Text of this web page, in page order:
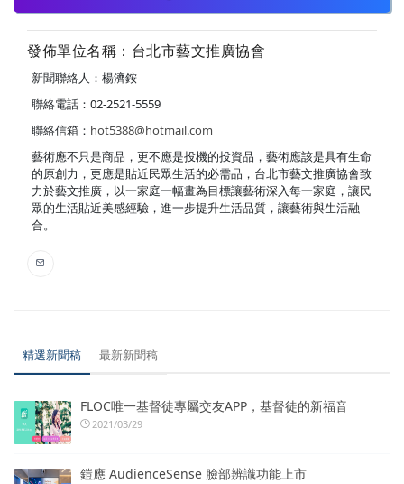
發佈單位名稱：台北市藝文推廣協會
新聞聯絡人：楊濟銨
聯絡電話：02-2521-5559
聯絡信箱： hot5388@hotmail.com
藝術應不只是商品，更不應是投機的投資品，藝術應該是具有生命
的原創力，更應是貼近民眾生活的必需品，台北市藝文推廣協會致
力於藝文推廣，以一家庭一幅畫為目標讓藝術深入每一家庭，讓民
眾的生活貼近美感經驗，進一步提升生活品質，讓藝術與生活融
合。
精選新聞稿 最新新聞稿
FLOC唯一基督徒專屬交友APP，基督徒的新福音
2021/03/29
鎧應 AudienceSense 臉部辨識功能上市